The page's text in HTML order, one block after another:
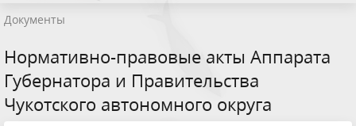
Документы
Нормативно-правовые акты Аппарата
Губернатора и Правительства
Чукотского автономного округа